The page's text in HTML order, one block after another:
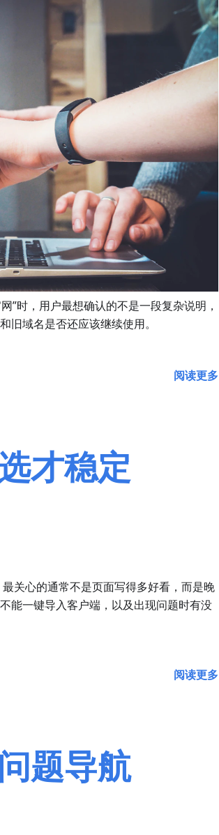
”时，用户最想确认的不是一段复杂说明，
旧域名是否还应该继续使用。
阅读更多
才稳定
最关心的通常不是页面写得多好看，而是晚
能一键导入客户端，以及出现问题时有没
阅读更多
题导航